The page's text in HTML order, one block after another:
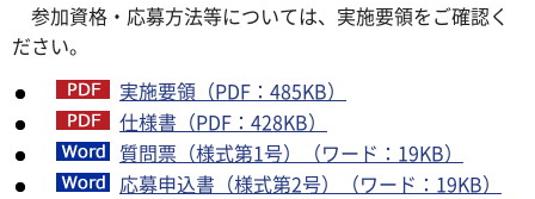
参加資格・応募方法等については、実施要領をご確認く
ださい。
実施要領（PDF：485KB）
仕様書（PDF：428KB）
質問票（様式第1号）（ワード：19KB）
応募申込書（様式第2号）（ワード：19KB）